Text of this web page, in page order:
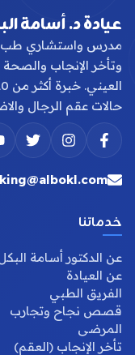
عيادة د. أسامة
مدرس واستشاري طب
وتأخر الإنجاب
حالات عقم الرجال
خدماتنا
عن الدكتور أسامة
عن العيادة
الفريق الطبي
قصص نجاح وتجارب
المرضى
تأخر الإنجاب (العقم)